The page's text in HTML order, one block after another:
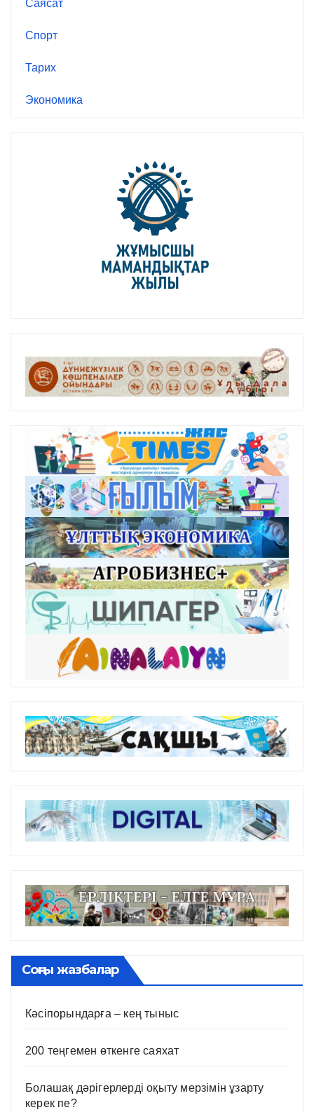
Саясат
Спорт
Тарих
Экономика
Соңғы жазбалар
Кәсіпорындарға – кең тыныс
200 теңгемен өткенге саяхат
Болашақ дәрігерлерді оқыту мерзімін ұзарту
керек пе?